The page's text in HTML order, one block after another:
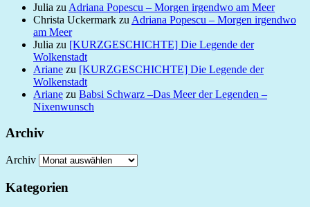
Julia zu Adriana Popescu – Morgen irgendwo am Meer
Christa Uckermark zu Adriana Popescu – Morgen irgendwo
am Meer
Julia zu [KURZGESCHICHTE] Die Legende der
Wolkenstadt
Ariane zu [KURZGESCHICHTE] Die Legende der
Wolkenstadt
Ariane zu Babsi Schwarz –Das Meer der Legenden –
Nixenwunsch
Archiv
Archiv
Kategorien